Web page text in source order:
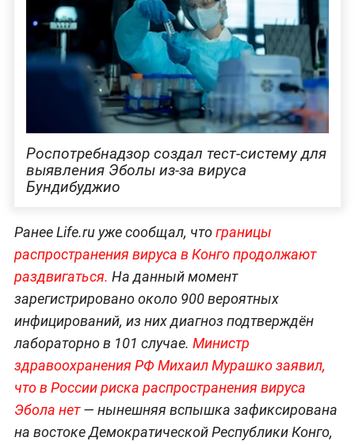
Роспотребнадзор создал тест-систему для
выявления Эболы из-за вируса
Бундибуджио
Ранее Life.ru уже сообщал, чтограницы
распространения вируса в Конго продолжают
раздвигаться. На данный момент
зарегистрировано около 900 вероятных
инфицирований, из них диагноз подтверждён
лабораторно в 101 случае. Министр
здравоохранения РФ Михаил Мурашко заявил,
что в России риска распространения вируса
Эбола нет— нынешняя вспышка зафиксирована
на востоке Демократической Республики Конго,